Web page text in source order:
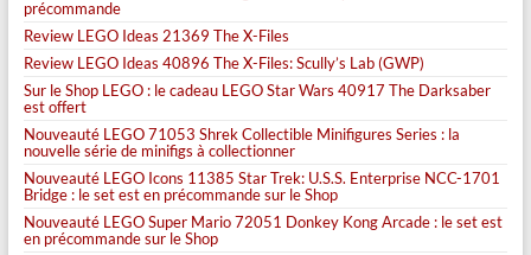
précommande
Review LEGO Ideas 21369 The X-Files
Review LEGO Ideas 40896 The X-Files: Scully’s Lab (GWP)
Sur le Shop LEGO : le cadeau LEGO Star Wars 40917 The Darksaber
est offert
Nouveauté LEGO 71053 Shrek Collectible Minifigures Series : la
nouvelle série de minifigs à collectionner
Nouveauté LEGO Icons 11385 Star Trek: U.S.S. Enterprise NCC-1701
Bridge : le set est en précommande sur le Shop
Nouveauté LEGO Super Mario 72051 Donkey Kong Arcade : le set est
en précommande sur le Shop